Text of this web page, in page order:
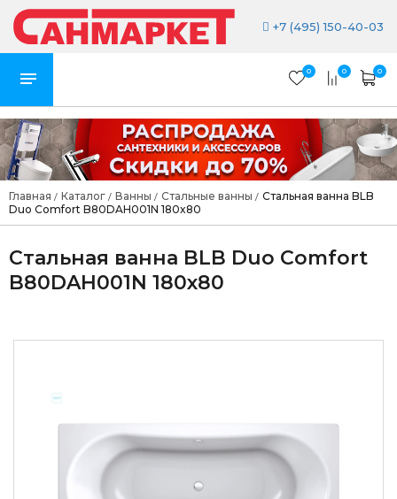
+7 (495) 150-40-03
0 0 0
Главная / Каталог / Ванны / Стальные ванны / Стальная ванна BLB
Duo Comfort B80DAH001N 180x80
Стальная ванна BLB Duo Comfort
B80DAH001N 180x80